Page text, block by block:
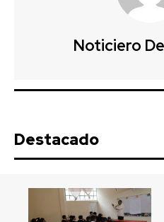
Noticiero
Destacado